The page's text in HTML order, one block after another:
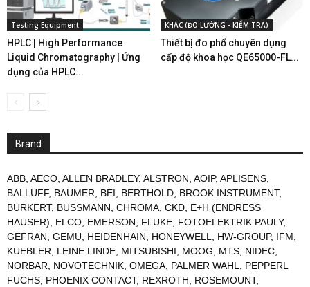
Testing Equipment
HPLC | High Performance
Liquid Chromatography | Ứng
dụng của HPLC...
KHÁC (ĐO LƯỜNG - KIỂM TRA)
Thiết bị đo phổ chuyên dụng
cấp độ khoa học QE65000-FL...
Brand
ABB AECO ALLEN BRADLEY, ALSTRON AOIP, APLISENS
BALLUFF, BAUMER BEI BERTHOLD BROOK INSTRUMENT,
BURKERT, BUSSMANN CHROMA CKD E+H (ENDRESS
HAUSER)
ELCO EMERSON FLUKE FOTOELEKTRIK PAULY,
GEFRAN GEMU HEIDENHAIN HONEYWELL HW-GROUP, IFM
KUEBLER
LEINE LINDE MITSUBISHI MOOG MTS NIDEC
NORBAR
NOVOTECHNIK OMEGA PALMER WAHL
PEPPERL
FUCHS PHOENIX CONTACT, REXROTH ROSEMOUNT,